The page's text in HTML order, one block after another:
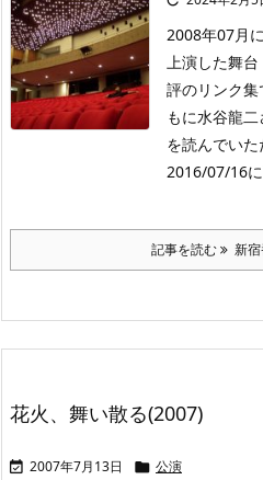
2008年07月
上演した舞
評のリンク集
もに水谷龍
を読んでい
2016/07/16
記事を読む 新
花火、舞い散る(2007)
 2007年7月13日  公演